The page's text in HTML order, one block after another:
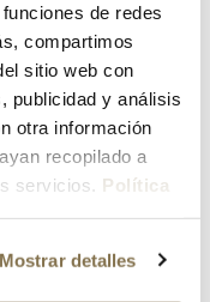
de redes
compartimos
sitio web con
publicidad y análisis
otra información
recopilado a
servicios. Política
Mostrar detalles